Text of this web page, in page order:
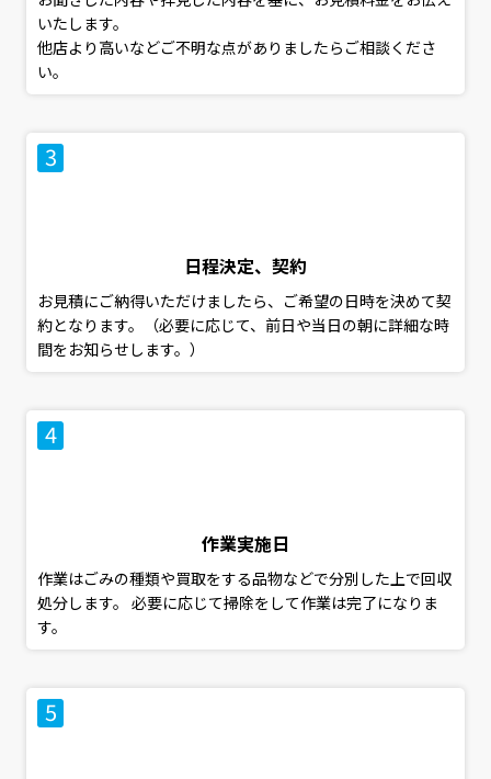
いたします。
他店より高いなどご不明な点がありましたらご相談くださ
い。
日程決定、契約
お見積にご納得いただけましたら、ご希望の日時を決めて契
約となります。（必要に応じて、前日や当日の朝に詳細な時
間をお知らせします。）
作業実施日
作業はごみの種類や買取をする品物などで分別した上で回収
処分します。 必要に応じて掃除をして作業は完了になりま
す。